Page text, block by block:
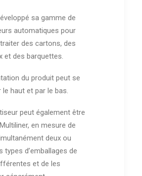
sa gamme de
automatiques pour
des cartons, des
et des barquettes.
du produit peut se
le haut et par le bas.
peut également être
en mesure de
deux ou
types d’emballages de
et de les